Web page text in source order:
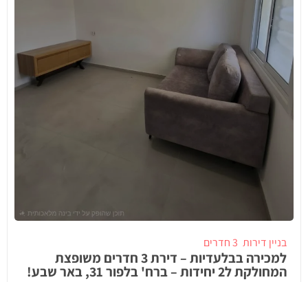
בניין דירות 3 חדרים
למכירה בבלעדיות – דירת 3 חדרים משופצת
המחולקת ל2 יחידות – ברח' בלפור 31, באר שבע!